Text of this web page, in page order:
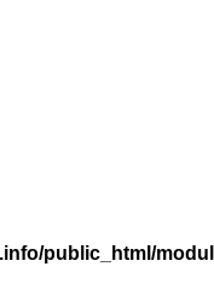
public_html/